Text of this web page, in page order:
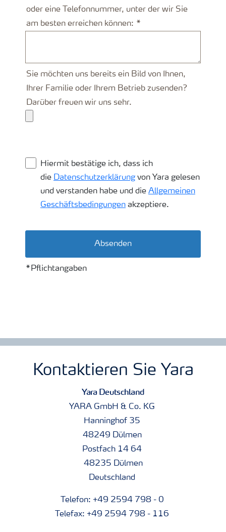
oder eine Telefonnummer, unter der wir Sie
am besten erreichen können:
Sie möchten uns bereits ein Bild von Ihnen,
Ihrer Familie oder Ihrem Betrieb zusenden?
Darüber freuen wir uns sehr.
Hiermit bestätige ich, dass ich
die Datenschutzerklärungvon Yara gelesen
und verstanden habe und die Allgemeinen
Geschäftsbedingungen akzeptiere.
Absenden
*Pflichtangaben
Kontaktieren Sie Yara
Yara Deutschland
YARA GmbH & Co. KG
Hanninghof 35
48249 Dülmen
Postfach 14 64
48235 Dülmen
Deutschland
Telefon: +49 2594 798 - 0
Telefax: +49 2594 798 - 116